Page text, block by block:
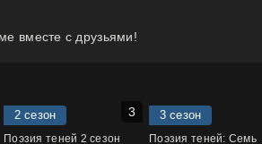
вместе с друзьями!
2 сезон
Поэзия теней 2 сезон
3 сезон
Поэзия теней: Семь